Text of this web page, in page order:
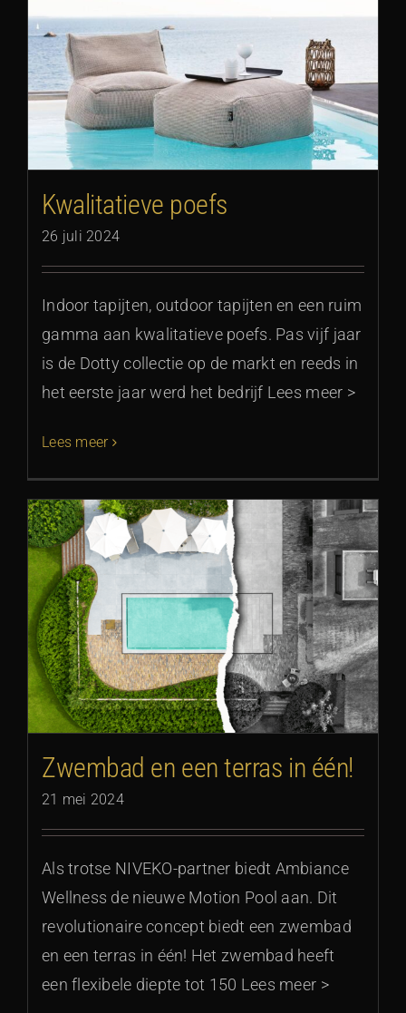
Kwalitatieve poefs
26 juli 2024
Indoor tapijten, outdoor tapijten en een ruim
gamma aan kwalitatieve poefs. Pas vijf jaar
is de Dotty collectie op de markt en reeds in
het eerste jaar werd het bedrijf Lees meer >
Lees meer
Zwembad en een terras in één!
21 mei 2024
Als trotse NIVEKO-partner biedt Ambiance
Wellness de nieuwe Motion Pool aan. Dit
revolutionaire concept biedt een zwembad
en een terras in één! Het zwembad heeft
een flexibele diepte tot 150 Lees meer >